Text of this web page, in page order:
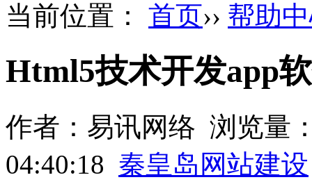
当前位置： 首页›› 帮助
Html5技术开发app
作者：易讯网络 浏览量
04:40:18 秦皇岛网站建设